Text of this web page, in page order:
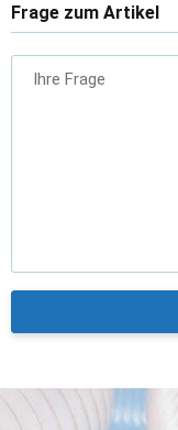
Frage zum Artikel
Ihre Frage